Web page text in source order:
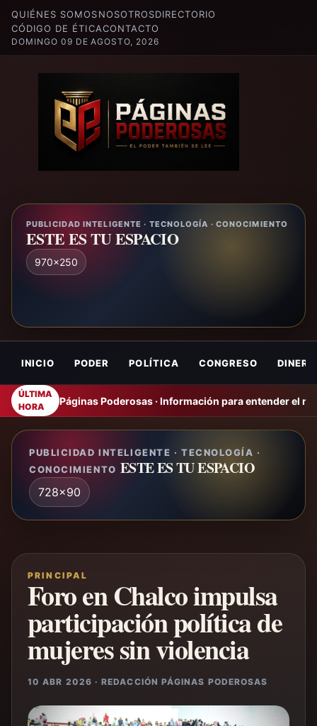
QUIÉNES SOMOSNOSOTROSDIRECTORIO
CÓDIGO DE ÉTICACONTACTO
DOMINGO 09 DE AGOSTO, 2026
PUBLICIDAD INTELIGENTE · TECNOLOGÍA · CONOCIMIENTO
ESTE ES TU ESPACIO
970x250
INICIO PODER POLÍTICA CONGRESO DINERO
ÚLTIMA
HORA
Páginas Poderosas · Información para entender el
PUBLICIDAD INTELIGENTE · TECNOLOGÍA ·
CONOCIMIENTO ESTE ES TU ESPACIO
728x90
PRINCIPAL
Foro en Chalco impulsa
participación política de
mujeres sin violencia
10 ABR 2026 · REDACCIÓN PÁGINAS PODEROSAS